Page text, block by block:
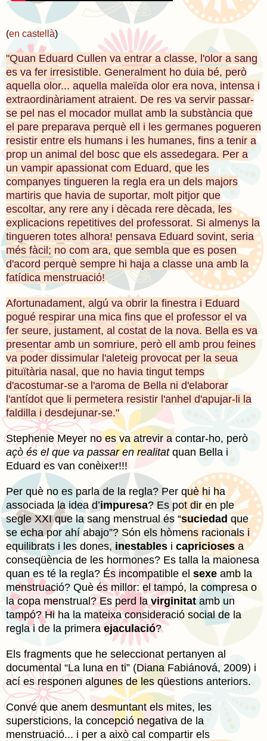
(en castellà)
"Quan Eduard Cullen va entrar a classe, l'olor a sang
es va fer irresistible. Generalment ho duia bé, però
aquella olor... aquella maleïda olor era nova, intensa i
extraordinàriament atraient. De res va servir passar-
se pel nas el mocador mullat amb la substància que
el pare preparava perquè ell i les germanes pogueren
resistir entre els humans i les humanes, fins a tenir a
prop un animal del bosc que els assedegara. Per a
un vampir apassionat com Eduard, que les
companyes tingueren la regla era un dels majors
martiris que havia de suportar, molt pitjor que
escoltar, any rere any i dècada rere dècada, les
explicacions repetitives del professorat. Si almenys la
tingueren totes alhora! pensava Eduard sovint, seria
més fàcil; no com ara, que sembla que es posen
d'acord perquè sempre hi haja a classe una amb la
fatídica menstruació!
Afortunadament, algú va obrir la finestra i Eduard
pogué respirar una mica fins que el professor el va
fer seure, justament, al costat de la nova. Bella es va
presentar amb un somriure, però ell amb prou feines
va poder dissimular l'aleteig provocat per la seua
pituïtària nasal, que no havia tingut temps
d'acostumar-se a l'aroma de Bella ni d'elaborar
l'antídot que li permetera resistir l'anhel d'apujar-li la
faldilla i desdejunar-se."
Stephenie Meyer no es va atrevir a contar-ho, però
açò és el que va passar en realitatquan Bella i
Eduard es van conèixer!!!
Per què no es parla de la regla? Per què hi ha
associada la idea d’impuresa? Es pot dir en ple
segle XXI que la sang menstrual és “suciedadque
se echa por ahí abajo”? Són els hòmens racionals i
equilibrats i les dones, inestables i capriciosesa
conseqüència de les hormones? Es talla la maionesa
quan es té la regla? És incompatible el sexe amb la
menstruació? Què és millor: el tampó, la compresa o
la copa menstrual? Es perd la virginitatamb un
tampó? Hi ha la mateixa consideració social de la
regla i de la primeraejaculació?
Els fragments que he seleccionat pertanyen al
documental “La luna en ti” (Diana Fabiánová, 2009) i
ací es responen algunes de les qüestions anteriors.
Convé que anem desmuntant els mites, les
supersticions, la concepció negativa de la
menstruació... i per a això cal compartir els